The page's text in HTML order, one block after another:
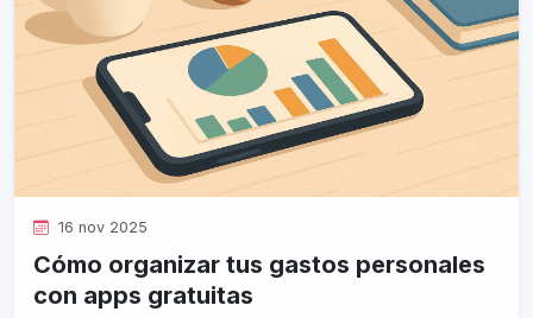
16 nov 2025
Cómo organizar tus gastos personales
con apps gratuitas